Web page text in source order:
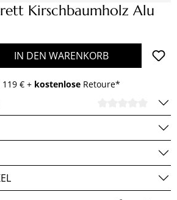
Kirschbaumholz Alu
Gib den gewünschten
IN DEN WARENKORB
€ + kostenlose Retoure*